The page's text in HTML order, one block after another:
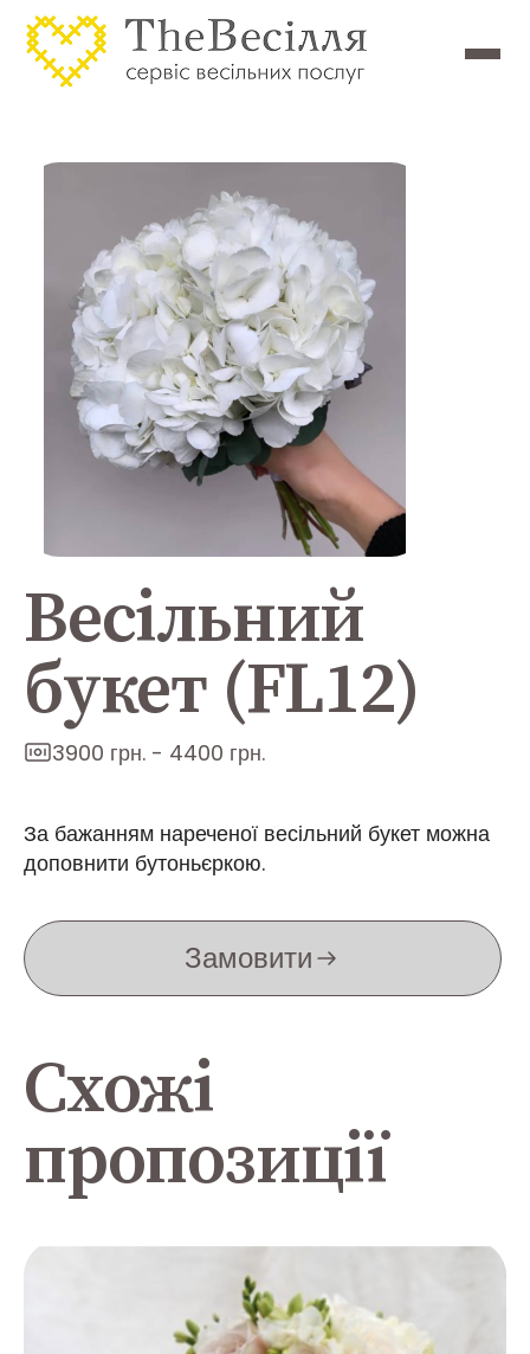
Весільний
букет (FL12)
3900 грн. - 4400 грн.
За бажанням нареченої весільний букет можна
доповнити бутоньєркою.
Замовити
Схожі
пропозиції